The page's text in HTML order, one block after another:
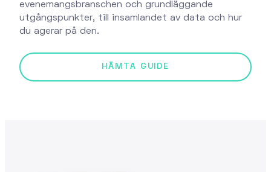
evenemangsbranschen och grundläggande
utgångspunkter, till insamlandet av data och hur
du agerar på den.